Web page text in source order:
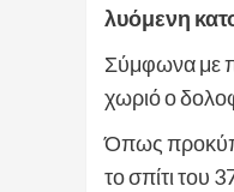
λυόμενη
Σύμφωνα με
χωριό ο
Όπως
το σπίτι του